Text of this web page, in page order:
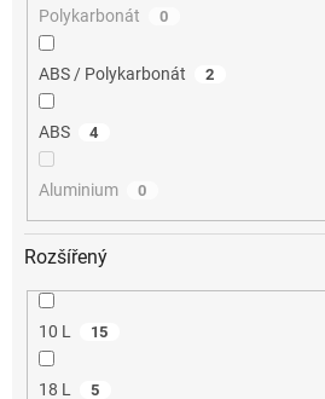
Polykarbonát 0
ABS / Polykarbonát 2
ABS 4
Aluminium 0
Rozšířený
10 L 15
18 L 5